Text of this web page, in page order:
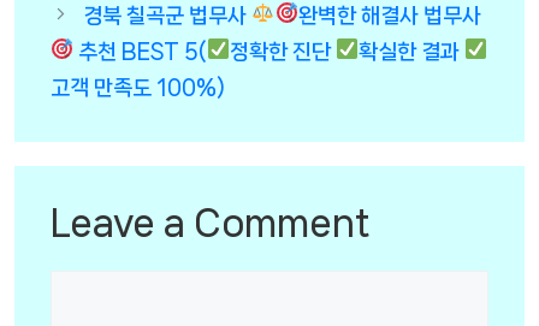
경북 칠곡군 법무사
완벽한 해결사 법무사
추천 BEST 5(
정확한 진단
확실한 결과
고객 만족도 100%)
Leave a Comment